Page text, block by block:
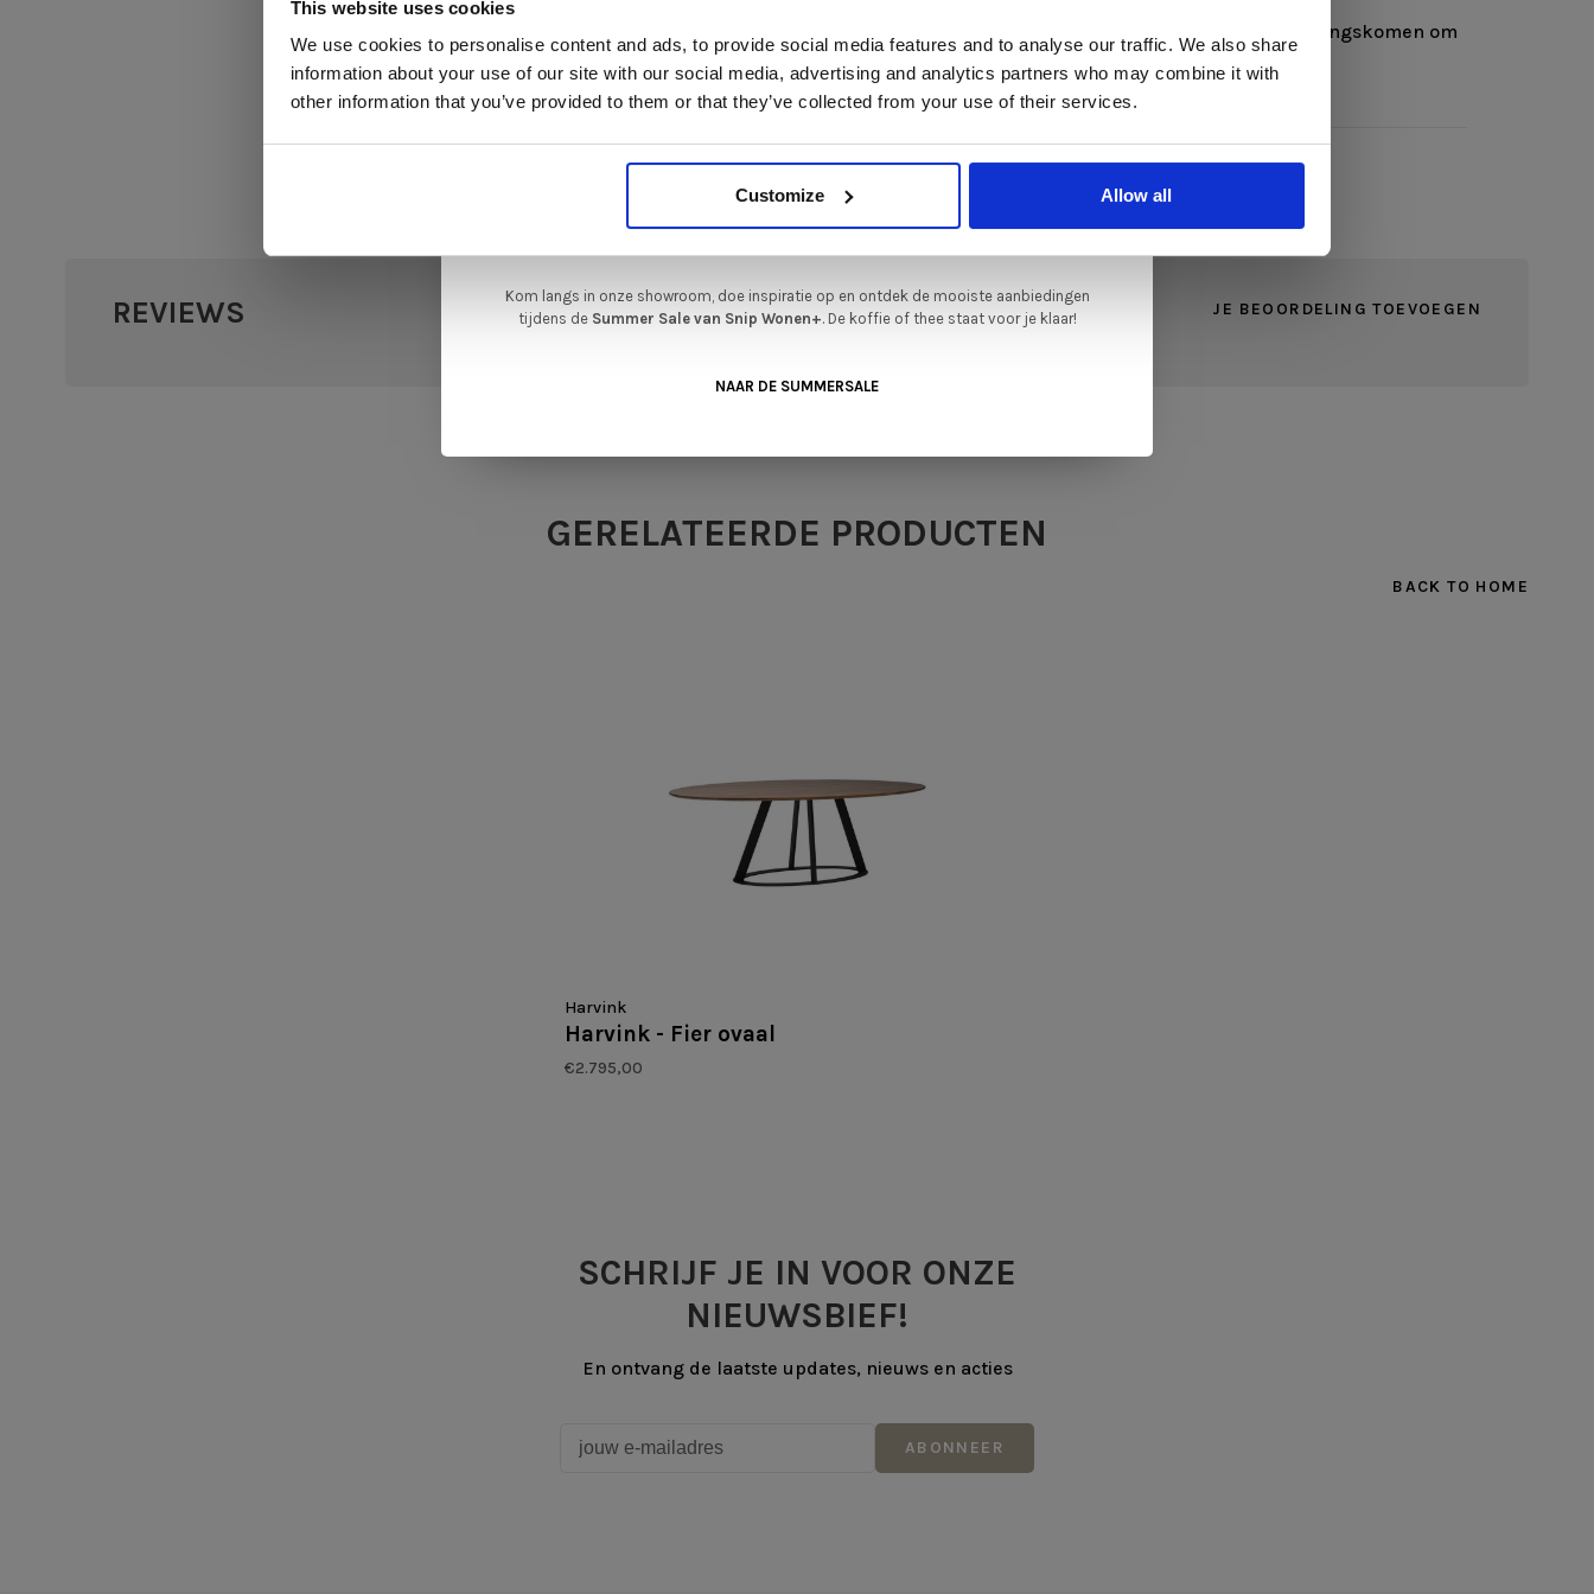
This website uses cookies
We use cookies to personalise content and ads, to provide social media features and to analyse our traffic. We also share
information about your use of our site with our social media, advertising and analytics partners who may combine it with
other information that you’ve provided to them or that they’ve collected from your use of their services.
Customize Allow all
U kunt contact met ons opnemen of in de winkel langskomen om
de mogelijkheden te bekijken.
REVIEWS • JE BEOORDELING TOEVOEGEN
GERELATEERDE PRODUCTEN
BACK TO HOME
Harvink
Harvink - Fier ovaal
€2.795,00
SCHRIJF JE IN VOOR ONZE
NIEUWSBIEF!
En ontvang de laatste updates, nieuws en acties
ABONNEER
In onze showroom vind je een uitgebreide selectie designmeubelen van
gerenommeerde Nederlandse en Europese merken. Onder andere showroommodellen
van
Sculptures Jeux Artisanzijn nu extra voordelig
gelegenheid om jouw favoriete designmeubel geheel naar wens samen te stellen,
met de kwaliteit, het comfort en de uitstraling die je van Snip Wonen+ mag
Kom langs in onze showroom, doe inspiratie op en ontdek de mooiste aanbiedingen
tijdens de Summer Sale van Snip Wonen+. De koffie of thee staat voor je klaar!
NAAR DE SUMMERSALE